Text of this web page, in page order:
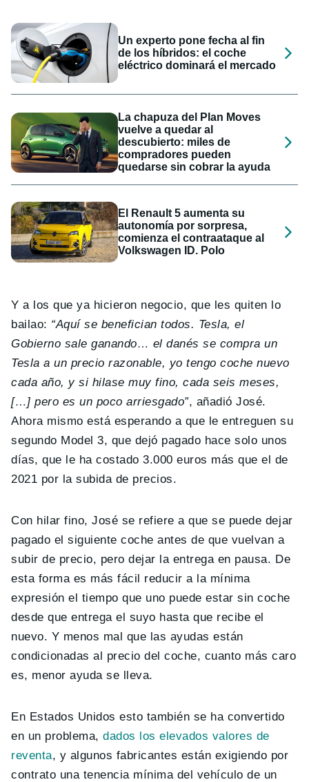
Un experto pone fecha al fin
de los híbridos: el coche
eléctrico dominará el mercado
La chapuza del Plan Moves
vuelve a quedar al
descubierto: miles de
compradores pueden
quedarse sin cobrar la ayuda
El Renault 5 aumenta su
autonomía por sorpresa,
comienza el contraataque al
Volkswagen ID. Polo
Y a los que ya hicieron negocio, que les quiten lo
bailao: “Aquí se benefician todos. Tesla, el
Gobierno sale ganando… el danés se compra un
Tesla a un precio razonable, yo tengo coche nuevo
cada año, y si hilase muy fino, cada seis meses,
[…] pero es un poco arriesgado”, añadió José.
Ahora mismo está esperando a que le entreguen su
segundo Model 3, que dejó pagado hace solo unos
días, que le ha costado 3.000 euros más que el de
2021 por la subida de precios.
Con hilar fino, José se refiere a que se puede dejar
pagado el siguiente coche antes de que vuelvan a
subir de precio, pero dejar la entrega en pausa. De
esta forma es más fácil reducir a la mínima
expresión el tiempo que uno puede estar sin coche
desde que entrega el suyo hasta que recibe el
nuevo. Y menos mal que las ayudas están
condicionadas al precio del coche, cuanto más caro
es, menor ayuda se lleva.
En Estados Unidos esto también se ha convertido
en un problema,dados los elevados valores de
reventa, y algunos fabricantes están exigiendo por
contrato una tenencia mínima del vehículo de un